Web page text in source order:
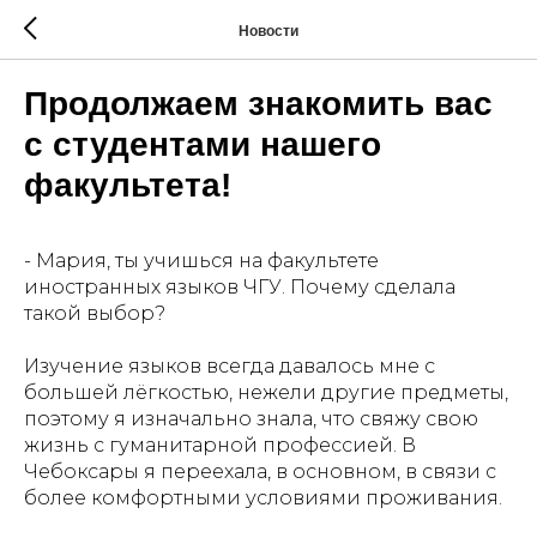
Новости
Продолжаем знакомить вас
с студентами нашего
факультета!
- Мария, ты учишься на факультете
иностранных языков ЧГУ. Почему сделала
такой выбор?
Изучение языков всегда давалось мне с
большей лёгкостью, нежели другие предметы,
поэтому я изначально знала, что свяжу свою
жизнь с гуманитарной профессией. В
Чебоксары я переехала, в основном, в связи с
более комфортными условиями проживания.